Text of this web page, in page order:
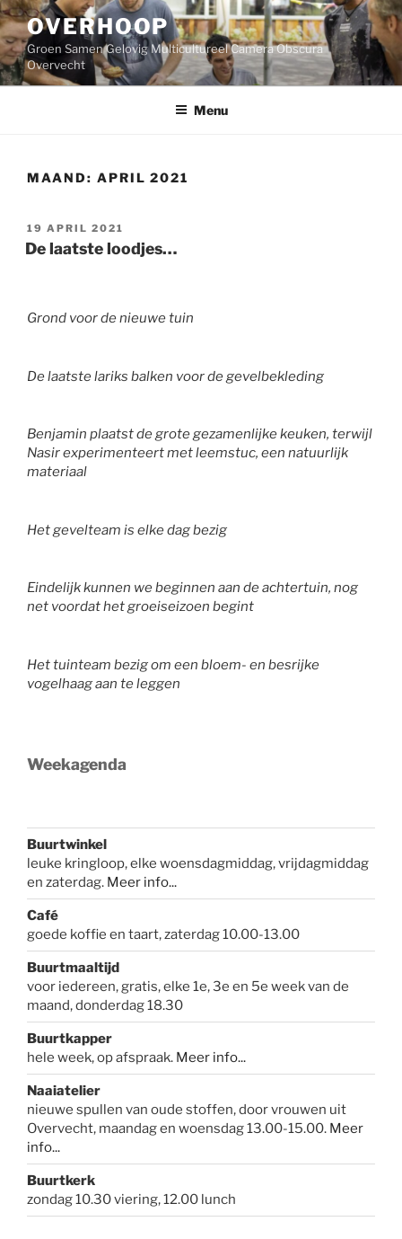
Ga
naar
de
inhoud
OVERHOOP
Groen Samen Gelovig Multicultureel Camera Obscura
Overvecht
Menu
MAAND: APRIL 2021
GEPLAATST
OP
19 APRIL 2021
De laatste loodjes…
Grond voor de nieuwe tuin
De laatste lariks balken voor de gevelbekleding
Benjamin plaatst de grote gezamenlijke keuken, terwijl
Nasir experimenteert met leemstuc, een natuurlijk
materiaal
Het gevelteam is elke dag bezig
Eindelijk kunnen we beginnen aan de achtertuin, nog
net voordat het groeiseizoen begint
Het tuinteam bezig om een bloem- en besrijke
vogelhaag aan te leggen
Weekagenda
Buurtwinkel
leuke kringloop, elke woensdagmiddag, vrijdagmiddag
en zaterdag. Meer info...
Café
goede koffie en taart, zaterdag 10.00-13.00
Buurtmaaltijd
voor iedereen, gratis, elke 1e, 3e en 5e week van de
maand, donderdag 18.30
Buurtkapper
hele week, op afspraak. Meer info...
Naaiatelier
nieuwe spullen van oude stoffen, door vrouwen uit
Overvecht, maandag en woensdag 13.00-15.00. Meer
info...
Buurtkerk
zondag 10.30 viering, 12.00 lunch